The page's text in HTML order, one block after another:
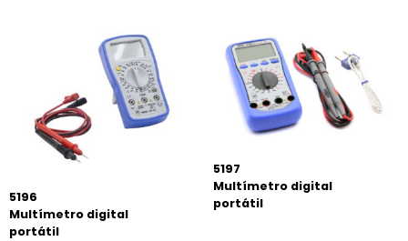
5196
Multímetro digital
portátil
5197
Multímetro digital
portátil